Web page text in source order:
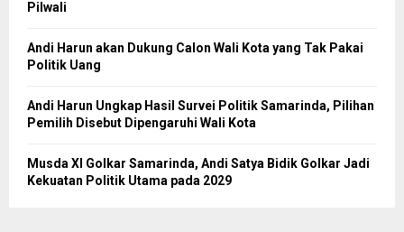
Pilwali
Andi Harun akan Dukung Calon Wali Kota yang Tak Pakai
Politik Uang
Andi Harun Ungkap Hasil Survei Politik Samarinda, Pilihan
Pemilih Disebut Dipengaruhi Wali Kota
Musda XI Golkar Samarinda, Andi Satya Bidik Golkar Jadi
Kekuatan Politik Utama pada 2029